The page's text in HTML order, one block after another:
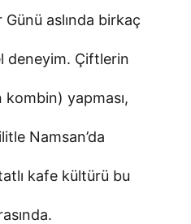
Günü aslında birkaç
deneyim. Çiftlerin
kombin) yapması,
Namsan’da
kafe kültürü bu